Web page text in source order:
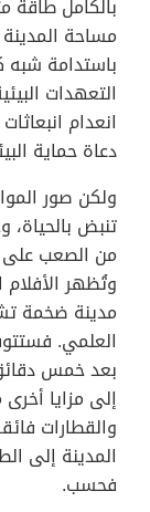
مساحة
باستدامة شبه
التعهدات
دعاة حماية
ولكن صور
تنبض
من الصعب
وتُظهر الأفلام
مدينة ضخمة
العلمي.
بعد خمس
إلى مزايا
والقطارات
المدينة إلى
فحسب.